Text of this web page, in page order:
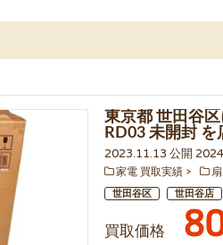
東京都 世田谷
RD03 未開封
2023.11.13 公開
家電 買取実績
世田谷区 世田谷店
買取価格